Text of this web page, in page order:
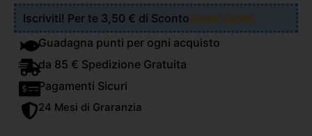
Iscriviti! Per te 3,50 € di ScontoScopri Come!
Guadagna punti per ogni acquisto
da 85 € Spedizione Gratuita
Pagamenti Sicuri
24 Mesi di Graranzia